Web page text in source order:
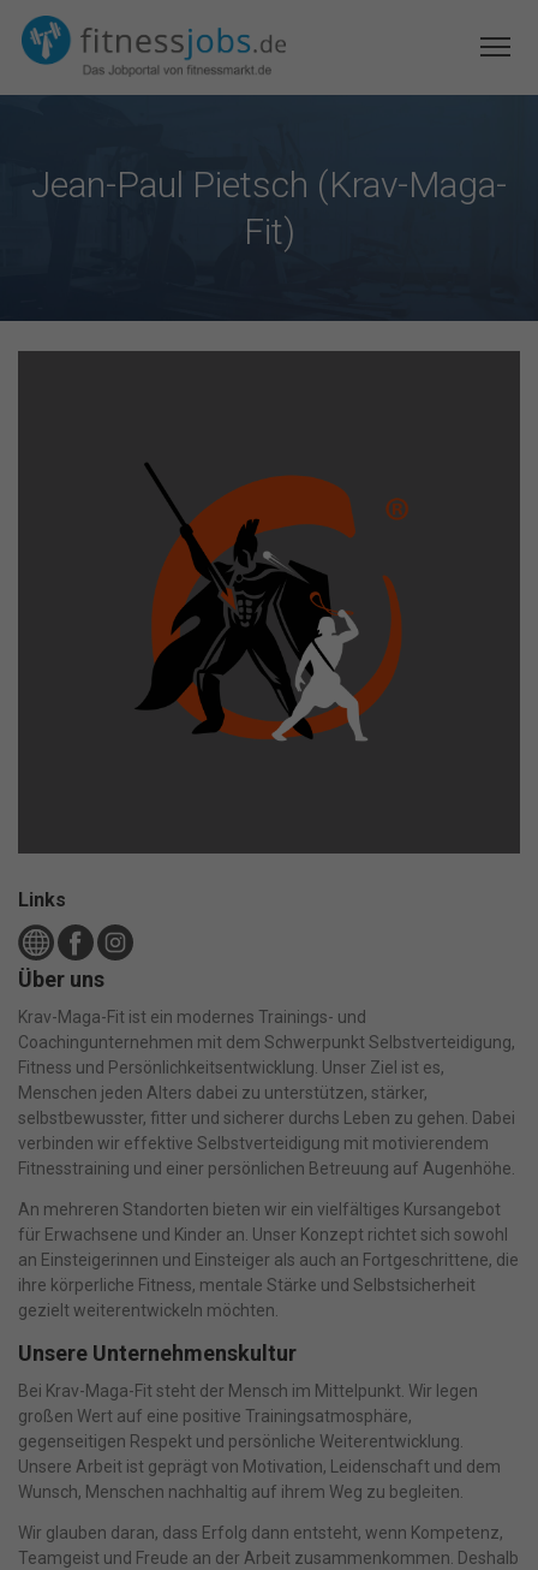
Jean-Paul Pietsch (Krav-Maga-
Fit)
Links
Über uns
Krav-Maga-Fit ist ein modernes Trainings- und
Coachingunternehmen mit dem Schwerpunkt Selbstverteidigung,
Fitness und Persönlichkeitsentwicklung. Unser Ziel ist es,
Menschen jeden Alters dabei zu unterstützen, stärker,
selbstbewusster, fitter und sicherer durchs Leben zu gehen. Dabei
verbinden wir effektive Selbstverteidigung mit motivierendem
Fitnesstraining und einer persönlichen Betreuung auf Augenhöhe.
An mehreren Standorten bieten wir ein vielfältiges Kursangebot
für Erwachsene und Kinder an. Unser Konzept richtet sich sowohl
an Einsteigerinnen und Einsteiger als auch an Fortgeschrittene, die
ihre körperliche Fitness, mentale Stärke und Selbstsicherheit
gezielt weiterentwickeln möchten.
Unsere Unternehmenskultur
Bei Krav-Maga-Fit steht der Mensch im Mittelpunkt. Wir legen
großen Wert auf eine positive Trainingsatmosphäre,
gegenseitigen Respekt und persönliche Weiterentwicklung.
Unsere Arbeit ist geprägt von Motivation, Leidenschaft und dem
Wunsch, Menschen nachhaltig auf ihrem Weg zu begleiten.
Wir glauben daran, dass Erfolg dann entsteht, wenn Kompetenz,
Teamgeist und Freude an der Arbeit zusammenkommen. Deshalb